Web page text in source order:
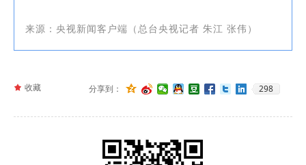
来源：央视新闻客户端（总台央视记者 朱江 张伟）
分享到： 298
끄 收藏